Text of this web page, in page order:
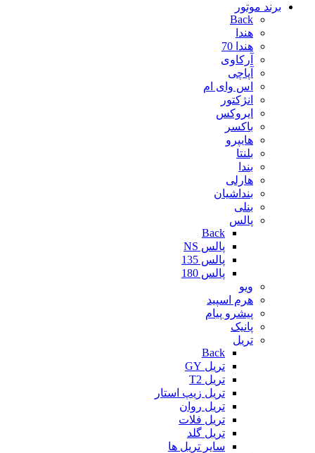
برند موتور
Back
هندا
هندا 70
آرکاوی
آپاچی
اس وای ام
انژکتور
ایروکس
باکسر
هایپرو
بلنتا
بندا
هارلی
بنداشیان
بنلی
پالس
Back
پالس NS
پالس 135
پالس 180
ویو
هرم اسپید
پیشرو پیام
پانیک
تریل
Back
تریل GY
تریل T2
تریل زیپ استار
تریل روان
تریل فلات
تریل گلد
سایر تریل ها